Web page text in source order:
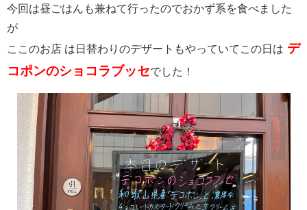
今回は昼ごはんも兼ねて行ったのでおかず系を食べました
が
ここのお店 は日替わりのデザートもやっていてこの日は デ
コポンのショコラブッセでした！